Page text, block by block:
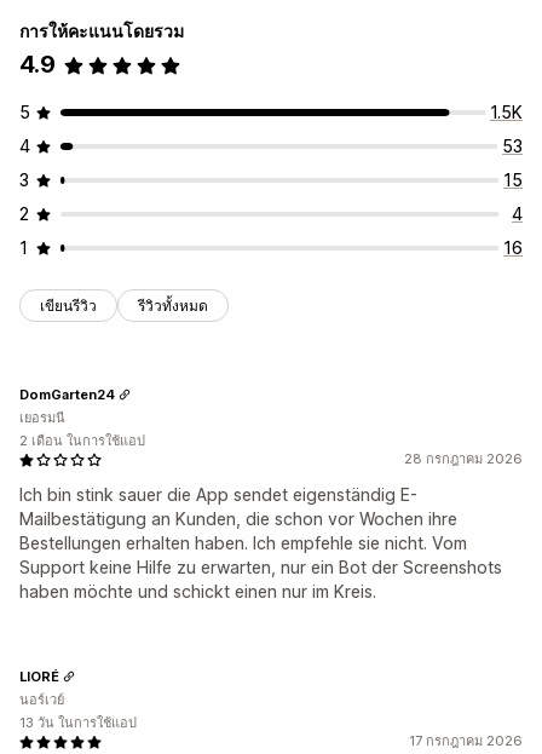
การให้คะแนนโดยรวม
4.9
5
1.5K
4
53
3
15
2
4
1
16
เขียนรีวิว รีวิวทั้งหมด
28 กรกฎาคม 2026
Ich bin stink sauer die App sendet eigenständig E-
Mailbestätigung an Kunden, die schon vor Wochen ihre
Bestellungen erhalten haben. Ich empfehle sie nicht. Vom
Support keine Hilfe zu erwarten, nur ein Bot der Screenshots
haben möchte und schickt einen nur im Kreis.
DomGarten24
เยอรมนี
2 เดือน ในการใช้แอป
17 กรกฎาคม 2026
LIORÉ
นอร์เวย์
13 วัน ในการใช้แอป